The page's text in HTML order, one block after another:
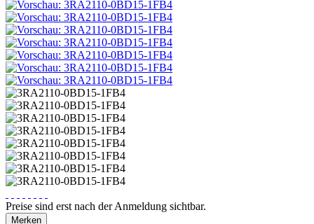
Preise sind erst nach der Anmeldung sichtbar.
Merken